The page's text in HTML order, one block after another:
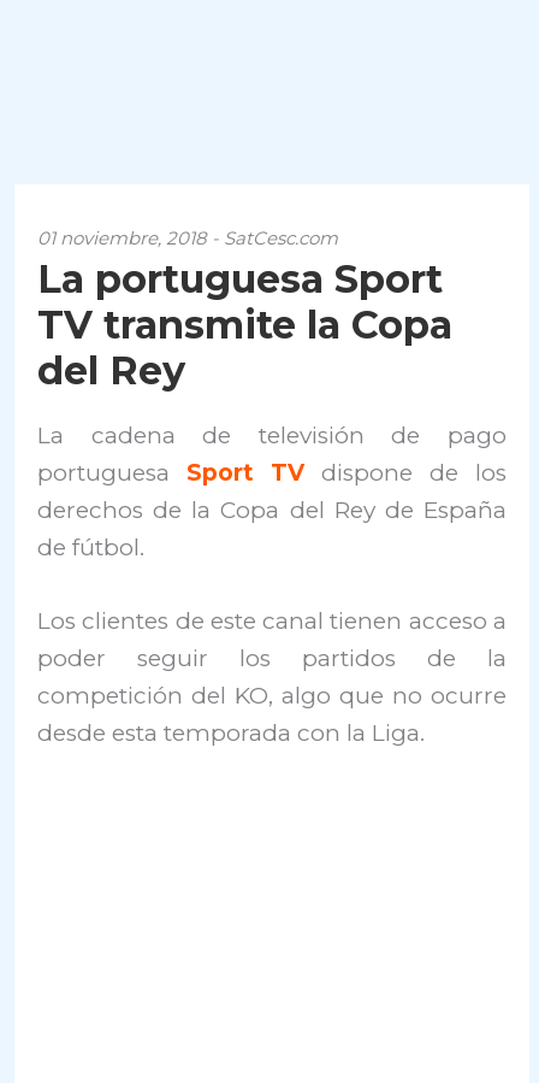
01 noviembre, 2018 - SatCesc.com
La portuguesa Sport
TV transmite la Copa
del Rey
La cadena de televisión de pago
portuguesa Sport TVdispone de los
derechos de la Copa del Rey de España
de fútbol.
Los clientes de este canal tienen acceso a
poder seguir los partidos de la
competición del KO, algo que no ocurre
desde esta temporada con la Liga.